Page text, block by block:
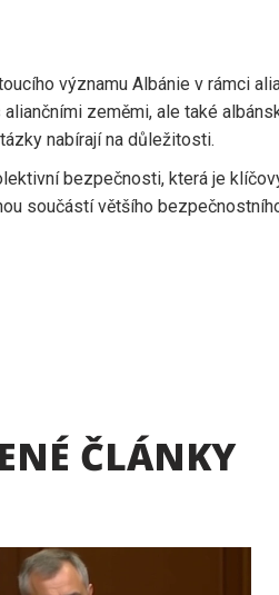
významu Albánie v rámci
zeměmi, ale také
nabírají na důležitosti.
bezpečnosti, která je
součástí většího
ČLÁNKY